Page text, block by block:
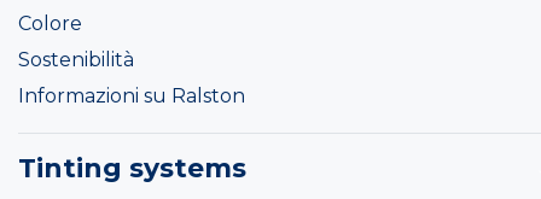
Colore
Sostenibilità
Informazioni su Ralston
Tinting systems